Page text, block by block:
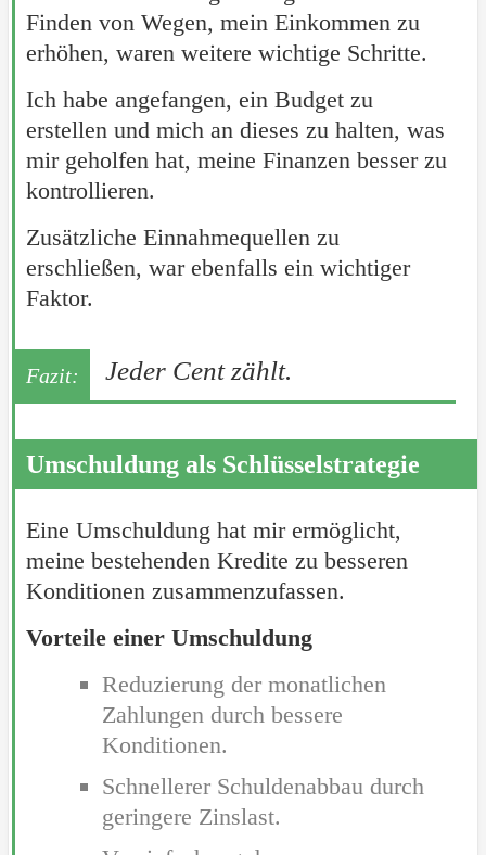
Finden von Wegen, mein Einkommen zu
erhöhen, waren weitere wichtige Schritte.
Ich habe angefangen, ein Budget zu
erstellen und mich an dieses zu halten, was
mir geholfen hat, meine Finanzen besser zu
kontrollieren.
Zusätzliche Einnahmequellen zu
erschließen, war ebenfalls ein wichtiger
Faktor.
Jeder Cent zählt.
Umschuldung als Schlüsselstrategie
Eine Umschuldung hat mir ermöglicht,
meine bestehenden Kredite zu besseren
Konditionen zusammenzufassen.
Vorteile einer Umschuldung
Reduzierung der monatlichen
Zahlungen durch bessere
Konditionen.
Schnellerer Schuldenabbau durch
geringere Zinslast.